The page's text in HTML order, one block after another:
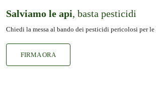
Salviamo le api, basta pesticidi
Chiedi la messa al bando dei pesticidi pericolosi per le
FIRMA ORA